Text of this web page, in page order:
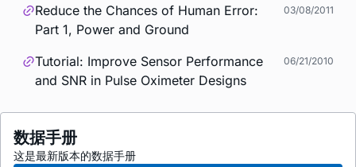
Reduce the Chances of Human Error:
Part 1, Power and Ground
03/08/2011
Tutorial: Improve Sensor Performance
and SNR in Pulse Oximeter Designs
06/21/2010
数据手册
这是最新版本的数据手册